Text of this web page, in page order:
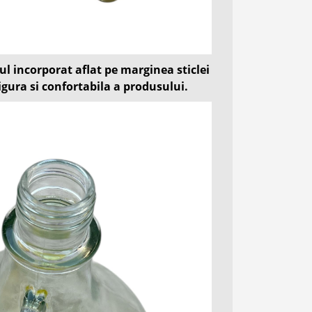
incorporat aflat pe marginea sticlei
si confortabila a produsului.